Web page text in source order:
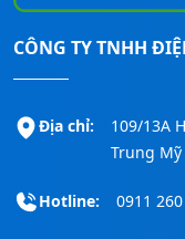
CÔNG TY TNHH
Địa chỉ:
109/13A
Trung Mỹ
Hotline: 0911